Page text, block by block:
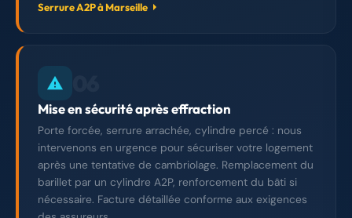
Serrure A2P à Marseille
Mise en sécurité après effraction
Porte forcée, serrure arrachée, cylindre percé : nous
intervenons en urgence pour sécuriser votre logement
après une tentative de cambriolage. Remplacement du
barillet par un cylindre A2P, renforcement du bâti si
nécessaire. Facture détaillée conforme aux exigences